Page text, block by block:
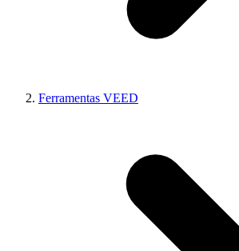
Ferramentas VEED